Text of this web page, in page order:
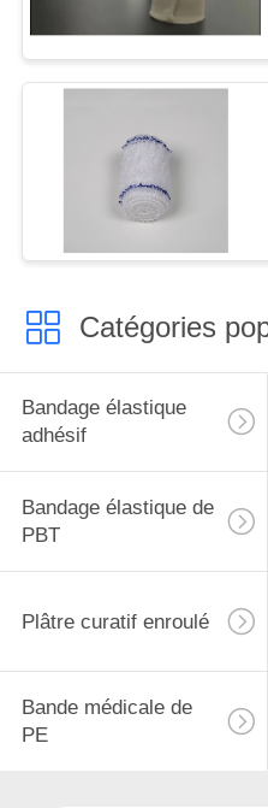
Catégories
Bandage élastique
adhésif
Bandage élastique de
PBT
Plâtre curatif enroulé
Bande médicale de
PE